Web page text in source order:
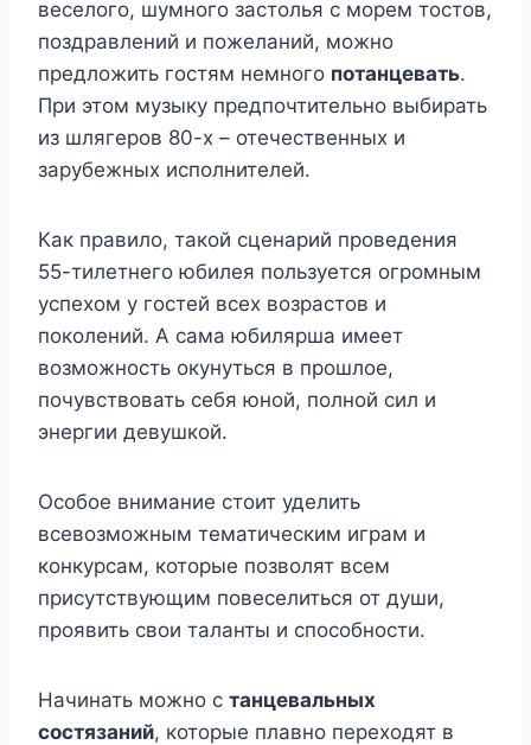
веселого, шумного застолья с морем тостов,
поздравлений и пожеланий, можно
предложить гостям немного потанцевать.
При этом музыку предпочтительно выбирать
из шлягеров 80-х – отечественных и
зарубежных исполнителей.
Как правило, такой сценарий проведения
55-тилетнего юбилея пользуется огромным
успехом у гостей всех возрастов и
поколений. А сама юбилярша имеет
возможность окунуться в прошлое,
почувствовать себя юной, полной сил и
энергии девушкой.
Особое внимание стоит уделить
всевозможным тематическим играм и
конкурсам, которые позволят всем
присутствующим повеселиться от души,
проявить свои таланты и способности.
Начинать можно с танцевальных
состязаний, которые плавно переходят в